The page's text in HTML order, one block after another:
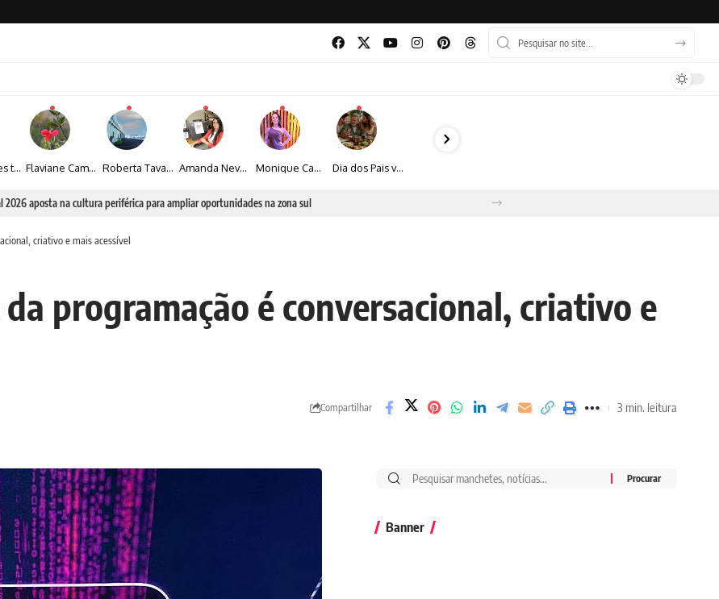
Maíza Lopes transforma cultura popular baiana em narrativas fotográficas Flaviane Campos transforma natureza, espiritualidade e sensibilidade em narrativas fotográficas Roberta Tavares transforma a fotografia em obras de arte marcadas pela sensibilidade e sofisticação Amanda Neves transforma a beleza da natureza em obras realistas repletas de sensibilidade Monique Camacho é homenageada no Prêmio Gênios da Atualidade 2026 Dia dos Pais vai além do almoço: como transformar a data em experiência, afeto e boas escolhas
2026 aposta na cultura periférica para ampliar oportunidades na zona sul
criativo e mais acessível
programação é conversacional, criativo e
Compartilhar 3 min. leitura
Banner